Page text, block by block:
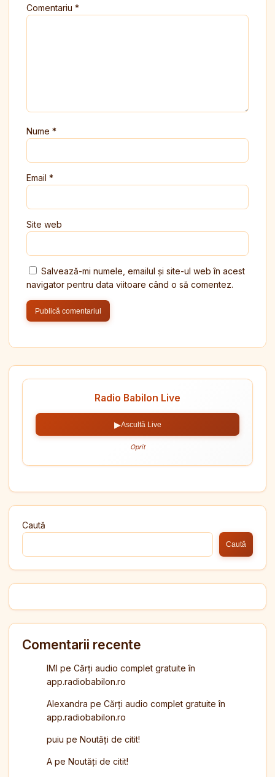
Comentariu *
Nume *
Email *
Site web
Salvează-mi numele, emailul și site-ul web în acest
navigator pentru data viitoare când o să comentez.
Radio Babilon Live
▶Ascultă Live
Oprit
Caută
Caută
Comentarii recente
IMI pe Cărți audio complet gratuite în
app.radiobabilon.ro
Alexandra pe Cărți audio complet gratuite în
app.radiobabilon.ro
puiu pe Noutăți de citit!
A pe Noutăți de citit!